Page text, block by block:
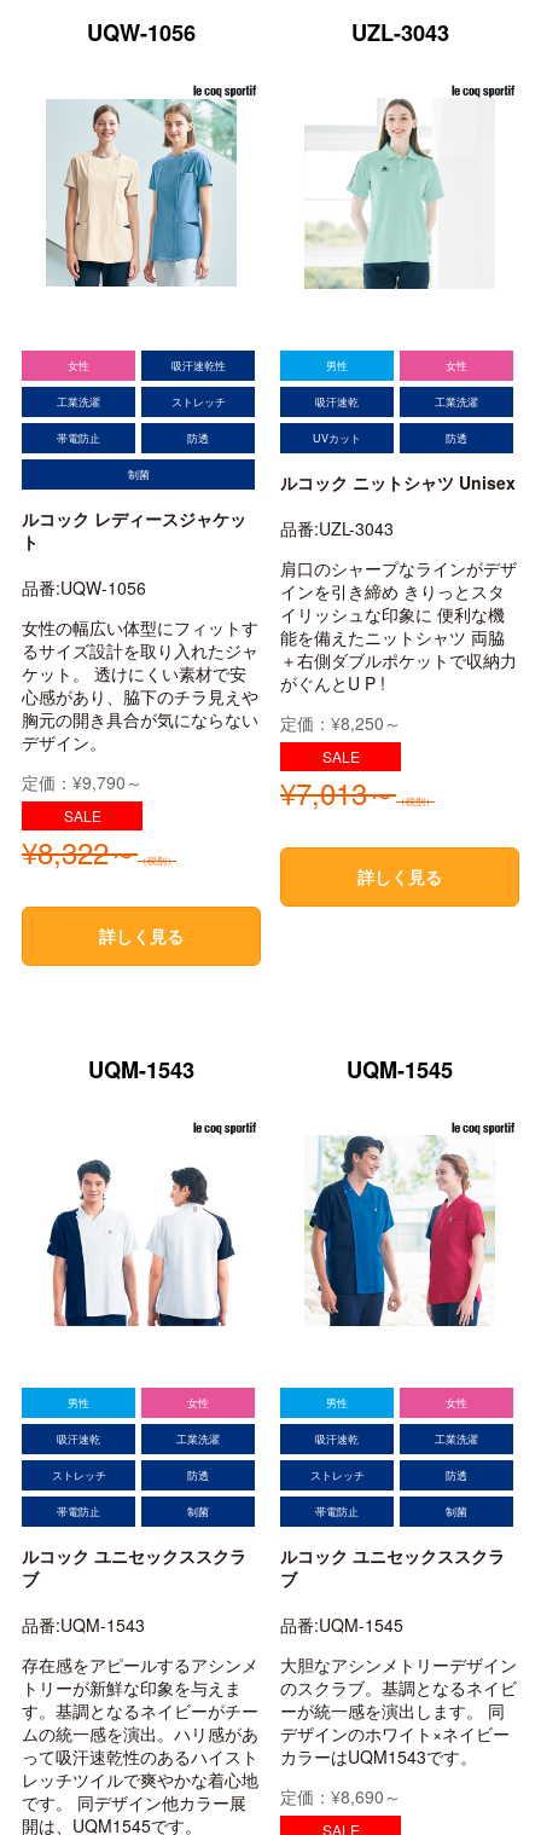
UQW-1056
女性 吸汗速乾性
工業洗濯 ストレッチ
帯電防止 防透
制菌
ルコック レディースジャケッ
ト
品番:UQW-1056
女性の幅広い体型にフィットす
るサイズ設計を取り入れたジャ
ケット。 透けにくい素材で安
心感があり、脇下のチラ見えや
胸元の開き具合が気にならない
デザイン。
定価：¥9,790～
¥8,322～（税別）
詳しく見る
UZL-3043
男性 女性
吸汗速乾 工業洗濯
UVカット 防透
ルコック ニットシャツ Unisex
品番:UZL-3043
肩口のシャープなラインがデザ
インを引き締め きりっとスタ
イリッシュな印象に 便利な機
能を備えたニットシャツ 両脇
＋右側ダブルポケットで収納力
がぐんとU P !
定価：¥8,250～
¥7,013～（税別）
詳しく見る
UQM-1543
男性 女性
吸汗速乾 工業洗濯
ストレッチ 防透
帯電防止 制菌
ルコック ユニセックススクラ
ブ
品番:UQM-1543
存在感をアピールするアシンメ
トリーが新鮮な印象を与えま
す。基調となるネイビーがチー
ムの統一感を演出。ハリ感があ
って吸汗速乾性のあるハイスト
レッチツイルで爽やかな着心地
です。 同デザイン他カラー展
開は、UQM1545です。
UQM-1545
男性 女性
吸汗速乾 工業洗濯
ストレッチ 防透
帯電防止 制菌
ルコック ユニセックススクラ
ブ
品番:UQM-1545
大胆なアシンメトリーデザイン
のスクラブ。基調となるネイビ
ーが統一感を演出します。 同
デザインのホワイト×ネイビー
カラーはUQM1543です。
定価：¥8,690～